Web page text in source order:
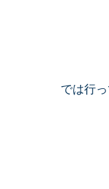
では行っ